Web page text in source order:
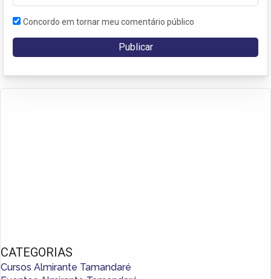
Concordo em tornar meu comentário público
CATEGORIAS
Cursos Almirante Tamandaré